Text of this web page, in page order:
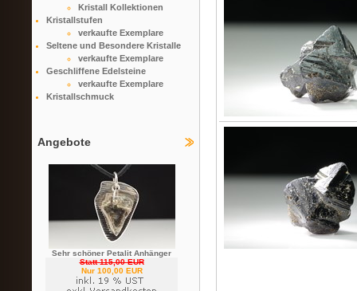
Kristall Kollektionen
Kristallstufen
verkaufte Exemplare
Seltene und Besondere Kristalle
verkaufte Exemplare
Geschliffene Edelsteine
verkaufte Exemplare
Kristallschmuck
Angebote
Sehr schöner Petalit Anhänger
Statt 115,00 EUR
Nur 100,00 EUR